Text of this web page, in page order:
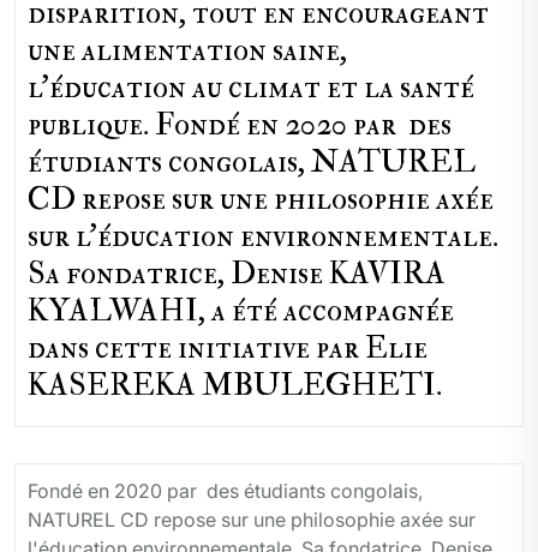
disparition, tout en encourageant
une alimentation saine,
l'éducation au climat et la santé
publique. Fondé en 2020 par des
étudiants congolais, NATUREL
CD repose sur une philosophie axée
sur l'éducation environnementale.
Sa fondatrice, Denise KAVIRA
KYALWAHI, a été accompagnée
dans cette initiative par Elie
KASEREKA MBULEGHETI.
Fondé en 2020 par des étudiants congolais,
NATUREL CD repose sur une philosophie axée sur